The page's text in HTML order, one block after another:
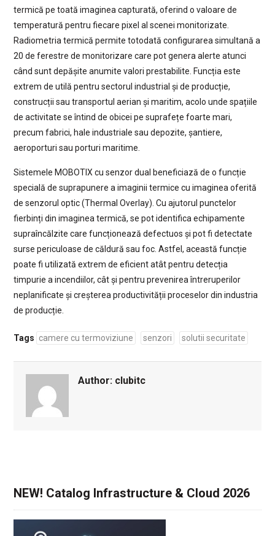
termică pe toată imaginea capturată, oferind o valoare de
temperatură pentru fiecare pixel al scenei monitorizate.
Radiometria termică permite totodată configurarea simultană a
20 de ferestre de monitorizare care pot genera alerte atunci
când sunt depășite anumite valori prestabilite. Funcția este
extrem de utilă pentru sectorul industrial și de producție,
construcții sau transportul aerian și maritim, acolo unde spațiile
de activitate se întind de obicei pe suprafețe foarte mari,
precum fabrici, hale industriale sau depozite, șantiere,
aeroporturi sau porturi maritime.
Sistemele MOBOTIX cu senzor dual beneficiază de o funcție
specială de suprapunere a imaginii termice cu imaginea oferită
de senzorul optic (Thermal Overlay). Cu ajutorul punctelor
fierbinți din imaginea termică, se pot identifica echipamente
supraîncălzite care funcționează defectuos și pot fi detectate
surse periculoase de căldură sau foc. Astfel, această funcție
poate fi utilizată extrem de eficient atât pentru detecția
timpurie a incendiilor, cât și pentru prevenirea întreruperilor
neplanificate și creșterea productivității proceselor din industria
de producție.
Tags camere cu termoviziune senzori solutii securitate
Author: clubitc
NEW! Catalog Infrastructure & Cloud 2026